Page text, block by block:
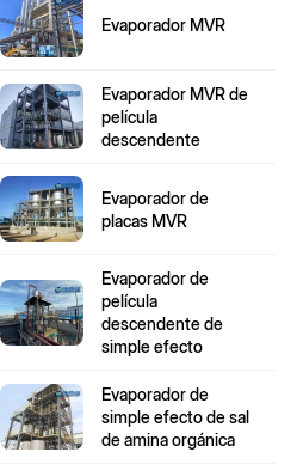
Evaporador MVR
Evaporador MVR de
película
descendente
Evaporador de
placas MVR
Evaporador de
película
descendente de
simple efecto
Evaporador de
simple efecto de sal
de amina orgánica